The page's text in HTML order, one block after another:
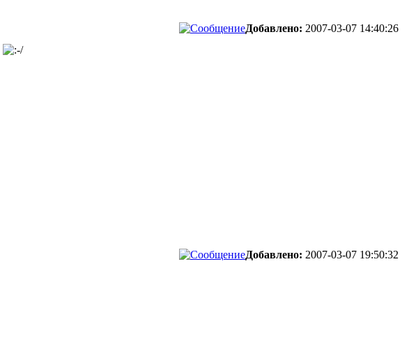
Добавлено: 2007-03-07 14:40:26
Добавлено: 2007-03-07 19:50:32